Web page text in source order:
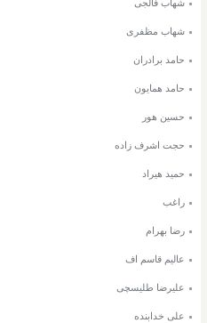
شهاب فالجی
شهاب مظفری
حامد برادران
حامد همایون
حسین هور
حجت اشرف زاده
حمید هیراد
راغب
رضا بهرام
عالیم قاسم اف
علیرضا طلیسچی
علی خدابنده